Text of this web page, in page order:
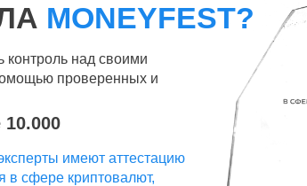
MONEYFEST?
над своими
проверенных и
имеют аттестацию
сфере криптовалют,